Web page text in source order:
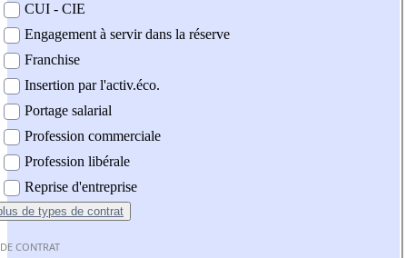
CUI - CIE
Engagement à servir dans la réserve
Franchise
Insertion par l'activ.éco.
Portage salarial
Profession commerciale
Profession libérale
Reprise d'entreprise
de types de contrat
CONTRAT